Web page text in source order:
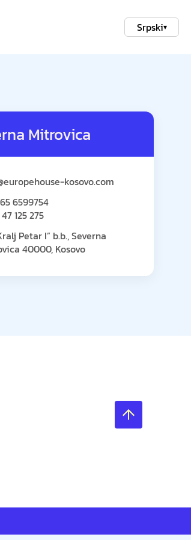
Srpski▾
Mitrovica
kosovo.com
6599754
125 275
Petar I” b.b., Severna
40000, Kosovo